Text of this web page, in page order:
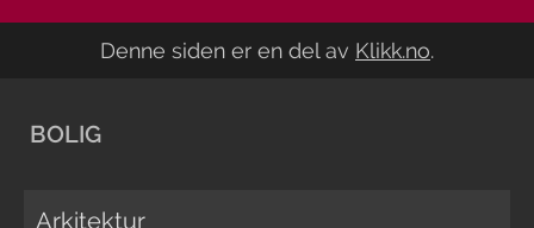
Denne siden er en del av Klikk.no.
BOLIG
Arkitektur